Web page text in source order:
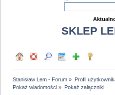
SKLEP
Stanisław Lem - Forum » Profil
Pokaż wiadomości » Pokaż załączniki